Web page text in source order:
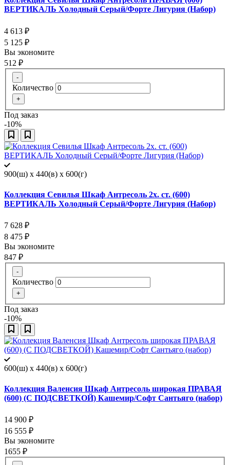
ВЕРТИКАЛЬ Холодный Серый/Форте Лигурия (Набор)
4 613 ₽
5 125 ₽
Вы экономите
512 ₽
-
Количество
+
Под заказ
-10%
900(ш) x 440(в) x 600(г)
Коллекция Севилья Шкаф Антресоль 2х. ст. (600)
ВЕРТИКАЛЬ Холодный Серый/Форте Лигурия (Набор)
7 628 ₽
8 475 ₽
Вы экономите
847 ₽
-
Количество
+
Под заказ
-10%
600(ш) x 440(в) x 600(г)
Коллекция Валенсия Шкаф Антресоль широкая ПРАВАЯ
(600) (С ПОДСВЕТКОЙ) Кашемир/Софт Сантьяго (набор)
14 900 ₽
16 555 ₽
Вы экономите
1655 ₽